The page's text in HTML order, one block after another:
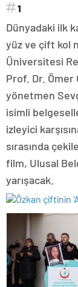
1
Dünyadaki ilk
yüz ve çift kol
Üniversitesi
Prof. Dr. Ömer
yönetmen
isimli
izleyici
sırasında
film, Ulusal
yarışacak.